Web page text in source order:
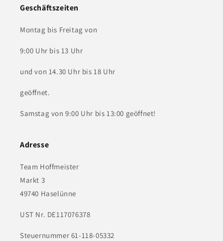
Geschäftszeiten
Montag bis Freitag von
9:00 Uhr bis 13 Uhr
und von 14.30 Uhr bis 18 Uhr
geöffnet.
Samstag von 9:00 Uhr bis 13:00 geöffnet!
Adresse
Team Hoffmeister
Markt 3
49740 Haselünne
UST Nr. DE117076378
Steuernummer 61-118-05332